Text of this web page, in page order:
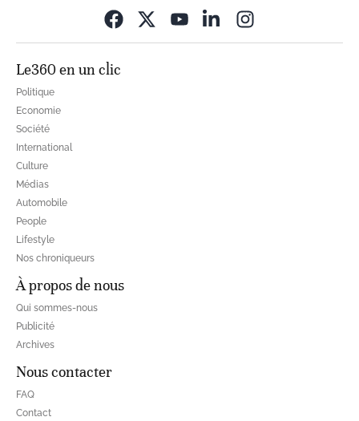
Le360 en un clic
Politique
Economie
Société
International
Culture
Médias
Automobile
People
Lifestyle
Nos chroniqueurs
À propos de nous
Qui sommes-nous
Publicité
Archives
Nous contacter
FAQ
Contact